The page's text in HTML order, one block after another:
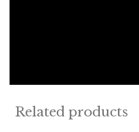
Related products